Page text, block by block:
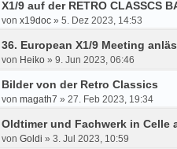
X1/9 auf der RETRO CLASSCS
von x19doc » 5. Dez 2023, 14:53
36. European X1/9 Meeting
von Heiko » 9. Jun 2023, 06:46
Bilder von der Retro Classics
von magath7 » 27. Feb 2023, 19:34
Oldtimer und Fachwerk in Celle
von Goldi » 3. Jul 2023, 10:59